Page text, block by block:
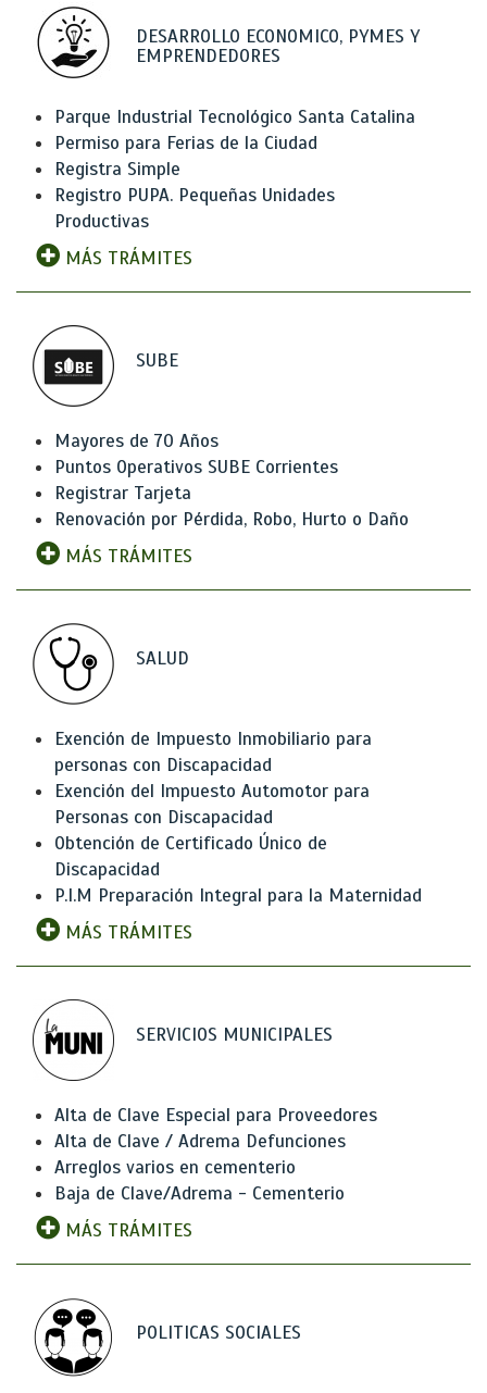
DESARROLLO ECONOMICO, PYMES Y
EMPRENDEDORES
Parque Industrial Tecnológico Santa Catalina
Permiso para Ferias de la Ciudad
Registra Simple
Registro PUPA. Pequeñas Unidades
Productivas
MÁS TRÁMITES
SUBE
Mayores de 70 Años
Puntos Operativos SUBE Corrientes
Registrar Tarjeta
Renovación por Pérdida, Robo, Hurto o Daño
MÁS TRÁMITES
SALUD
Exención de Impuesto Inmobiliario para
personas con Discapacidad
Exención del Impuesto Automotor para
Personas con Discapacidad
Obtención de Certificado Único de
Discapacidad
P.I.M Preparación Integral para la Maternidad
MÁS TRÁMITES
SERVICIOS MUNICIPALES
Alta de Clave Especial para Proveedores
Alta de Clave / Adrema Defunciones
Arreglos varios en cementerio
Baja de Clave/Adrema - Cementerio
MÁS TRÁMITES
POLITICAS SOCIALES